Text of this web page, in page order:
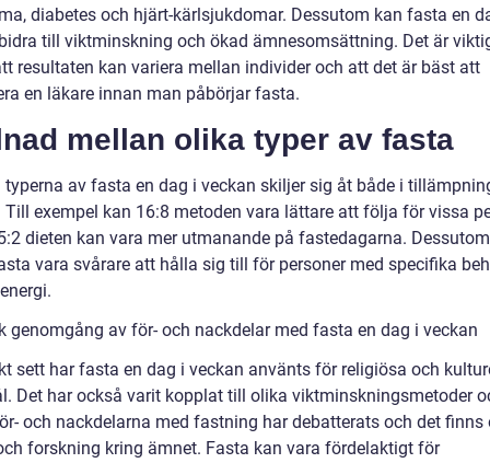
diabetes och hjärt-kärlsjukdomar. Dessutom kan fasta en
till viktminskning och ökad ämnesomsättning. Det är
resultaten kan variera mellan individer och att det är bäst att
en läkare innan man påbörjar fasta.
mellan olika typer av fasta
typerna av fasta en dag i veckan skiljer sig åt både i
Till exempel kan 16:8 metoden vara lättare att följa för vissa
dieten kan vara mer utmanande på fastedagarna.
vara svårare att hålla sig till för personer med specifika
genomgång av för- och nackdelar med fasta en dag i veckan
sett har fasta en dag i veckan använts för religiösa och
Det har också varit kopplat till olika viktminskningsmetoder
och nackdelarna med fastning har debatterats och det finns
forskning kring ämnet. Fasta kan vara fördelaktigt för